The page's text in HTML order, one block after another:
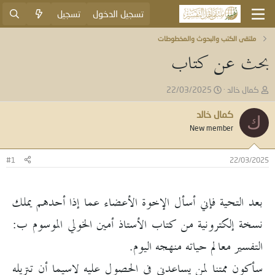
تسجيل الدخول تسجيل
ملتقى الكتب والبحوث والمخطوطات
بحث عن كتاب
ب
ا
د
ئ
ل
م
و
كمال خالد
ت
ا
خ
ب
22/03/2025
ك كمال خالد
New member
22/03/2025
#1
بعد التحية فإني أسأل الإخوة الأعضاء عما إذا أحدهم يملك
نسخة إلكترونية من كتاب الأستاذ أمين الخولي الموسوم ب:
التفسير معالم حياته منهجه اليوم.
سأكون ممتنا لمن يساعدني في الحصول عليه لاسيما أن تنزيله